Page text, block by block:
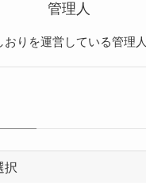
管理人
おりを運営している管理人